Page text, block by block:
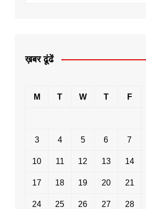
ख़बर ढूंढें
M T W T F
3 4 5 6 7
10 11 12 13 14
17 18 19 20 21
24 25 26 27 28